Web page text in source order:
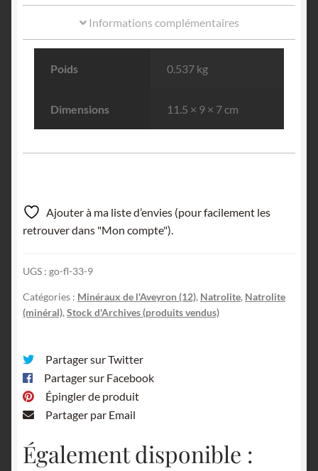
Informations complémentaires
Poids 0.537 kg
Dimensions 11.5 × 9 × 7 cm
Ajouter à ma liste d’envies (pour facilement les
retrouver dans "Mon compte").
UGS : go-fl-33-9
Catégories : Minéraux de l'Aveyron (12), Natrolite, Natrolite
(minéral),Stock d'Archives (produits vendus)
Partager sur Twitter
Partager sur Facebook
Épingler de produit
Partager par Email
Également disponible :